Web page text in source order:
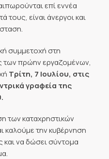
επί εννέα
τους, είναι άνεργοι και
συμμετοχή στη
των πρώην εργαζομένων,
Τρίτη, 7 Ιουλίου, στις
γραφεία της
των καταχρηστικών
καλούμε την κυβέρνηση
και να δώσει σύντομα